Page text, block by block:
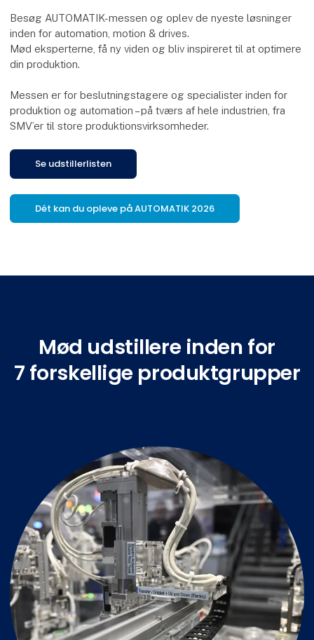
Besøg AUTOMATIK-messen og oplev de nyeste løsninger
inden for automation, motion & drives.
Mød eksperterne, få ny viden og bliv inspireret til at optimere
din produktion.
Messen er for beslutningstagere og specialister inden for
produktion og automation – på tværs af hele industrien, fra
SMV’er til store produktionsvirksomheder.
Se udstillerlisten
Dét kan du opleve på AUTOMATIK 2026
Mød udstillere inden for
7 forskellige produktgrupper